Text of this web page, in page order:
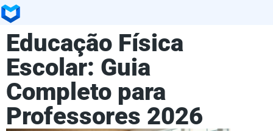
Educação Física
Escolar: Guia
Completo para
Professores 2026